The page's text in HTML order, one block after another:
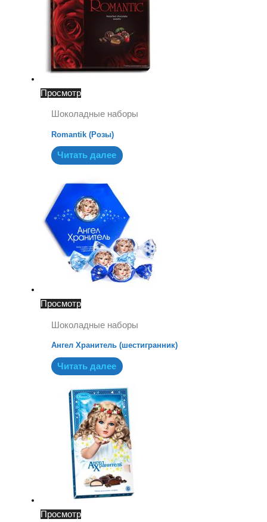
Просмотр
Шоколадные наборы
Romantik (Розы)
Читать далее
Просмотр
Шоколадные наборы
Ангел Хранитель (шестигранник)
Читать далее
Просмотр